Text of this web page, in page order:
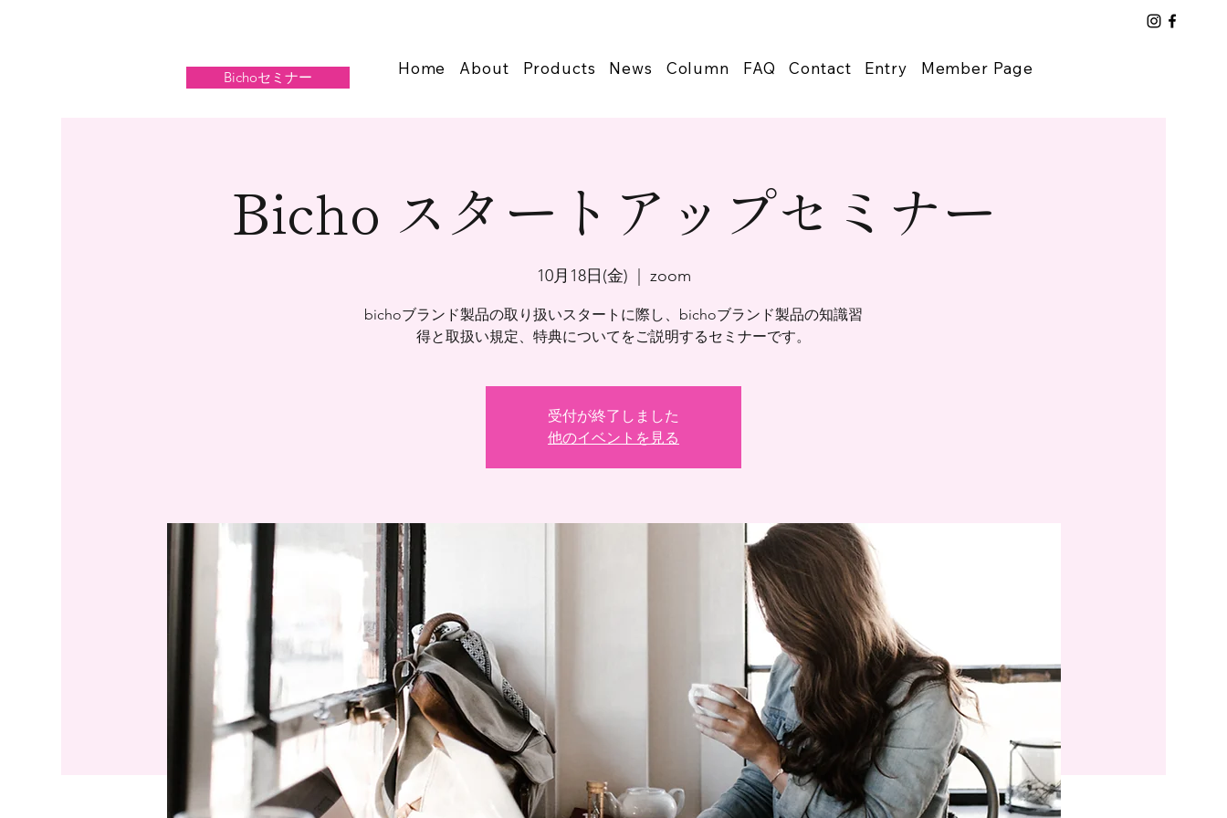
Bichoセミナー Home About Products News Column FAQ Contact Entry Member Page
Bicho スタートアップセミナー
10月18日(金) zoom
bichoブランド製品の取り扱いスタートに際し、bichoブランド製品の知識習
得と取扱い規定、特典についてをご説明するセミナーです。
受付が終了しました
他のイベントを見る